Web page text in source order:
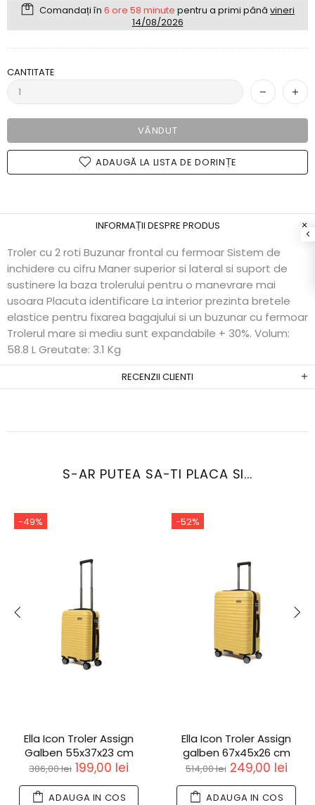
Comandați în 6 ore 58 minute pentru a primi până vineri
14/08/2026
CANTITATE
VÂNDUT
ADAUGĂ LA LISTA DE DORINȚE
INFORMAȚII DESPRE PRODUS
Troler cu 2 roti Buzunar frontal cu fermoar Sistem de
inchidere cu cifru Maner superior si lateral si suport de
sustinere la baza trolerului pentru o manevrare mai
usoara Placuta identificare La interior prezinta bretele
elastice pentru fixarea bagajului si un buzunar cu fermoar
Trolerul mare si mediu sunt expandabile + 30%. Volum:
58.8 L Greutate: 3.1 Kg
RECENZII CLIENTI
S-AR PUTEA SA-TI PLACA SI...
-49%
Ella Icon Troler Assign
Galben 55x37x23 cm
386,00 lei 199,00 lei
ADAUGA IN COS
-52%
Ella Icon Troler Assign
galben 67x45x26 cm
514,00 lei 249,00 lei
ADAUGA IN COS